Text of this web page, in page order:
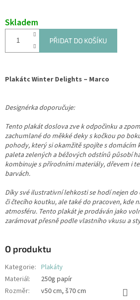
Skladem
PŘIDAT DO KOŠÍKU
Plakátc Winter Delights – Marco
Designérka doporučuje:
Tento plakát doslova zve k odpočinku a
zachumlané do měkké deky s kočkou po
pohody, který si okamžitě spojíte s domácím
paleta zelených a béžových odstínů působí
kombinuje s přírodními materiály, dřevem i
barvách.
Díky své ilustrativní lehkosti se hodí nejen
či čtecího koutku, ale také do pracoven, kde
atmosféru. Tento plakát je prodáván jako
zarámovat přesně podle vlastního vkusu a
O produktu
Kategorie: Plakáty
Materiál:
250g papír
Rozměr:
v50 cm, š70 cm